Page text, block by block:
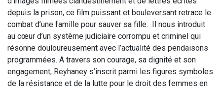
depuis la prison, ce film puissant et bouleversant retrace le
combat d’une famille pour sauver sa fille. Il nous introduit
au cœur d’un système judiciaire corrompu et criminel qui
résonne douloureusement avec l’actualité des pendaisons
programmées. A travers son courage, sa dignité et son
engagement, Reyhaney s’inscrit parmi les figures symboles
de la résistance et de la lutte pour le droit des femmes en